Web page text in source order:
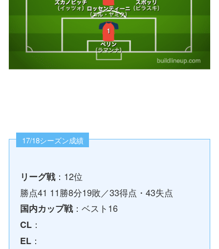
17/18シーズン成績
リーグ戦：12位
勝点41 11勝8分19敗／33得点・43失点
国内カップ戦：ベスト16
CL ：
EL ：